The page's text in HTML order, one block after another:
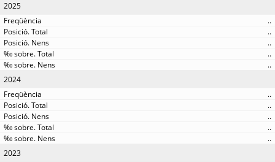
2025
..
..
..
..
..
2024
..
..
..
..
..
2023